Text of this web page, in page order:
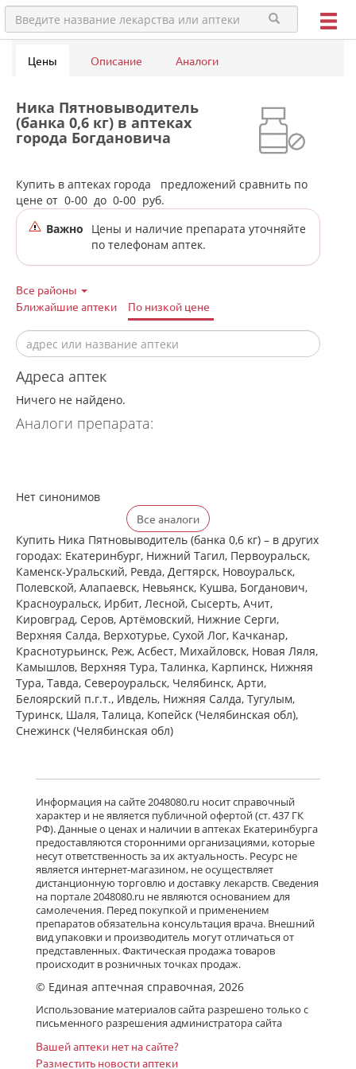
Цены Описание Аналоги
Ника Пятновыводитель
(банка 0,6 кг) в аптеках
города Богдановича
Купить в аптеках города
предложений сравнить по
цене от 0-00 до 0-00 руб.
Важно
Цены и наличие препарата уточняйте
по телефонам аптек.
Все районы
Ближайшие аптеки
По низкой цене
Адреса аптек
Ничего не найдено.
Аналоги препарата:
Нет синонимов
Все аналоги
Купить Ника Пятновыводитель (банка 0,6 кг) – в других
городах: Екатеринбург, Нижний Тагил, Первоуральск,
Каменск-Уральский, Ревда, Дегтярск, Новоуральск,
Полевской, Алапаевск, Невьянск, Кушва, Богданович,
Красноуральск, Ирбит, Лесной, Сысерть, Ачит,
Кировград, Серов, Артёмовский, Нижние Cерги,
Верхняя Салда, Верхотурье, Сухой Лог, Качканар,
Краснотурьинск, Реж, Асбест, Михайловск, Новая Ляля,
Камышлов, Верхняя Тура, Талинка, Карпинск, Нижняя
Тура, Тавда, Североуральск, Челябинск, Арти,
Белоярский п.г.т., Ивдель, Нижняя Салда, Тугулым,
Туринск, Шаля, Талица, Копейск (Челябинская обл),
Снежинск (Челябинская обл)
Информация на сайте 2048080.ru носит справочный
характер и не является публичной офертой (ст. 437 ГК
РФ). Данные о ценах и наличии в аптеках Екатеринбурга
предоставляются сторонними организациями, которые
несут ответственность за их актуальность. Ресурс не
является интернет-магазином, не осуществляет
дистанционную торговлю и доставку лекарств. Сведения
на портале 2048080.ru не являются основанием для
самолечения. Перед покупкой и применением
препаратов обязательна консультация врача. Внешний
вид упаковки и производитель могут отличаться от
представленных. Фактическая продажа товаров
происходит в розничных точках продаж.
© Единая аптечная справочная, 2026
Использование материалов сайта разрешено только с
письменного разрешения администратора сайта
Вашей аптеки нет на сайте?
Разместить новости аптеки